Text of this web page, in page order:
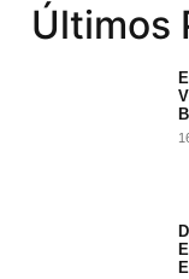
Últimos